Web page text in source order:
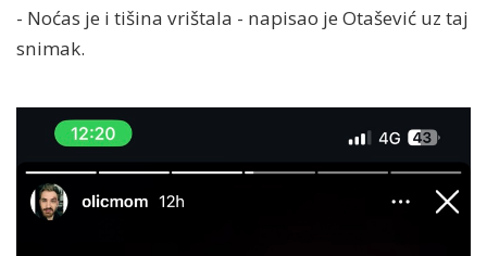
- Noćas je i tišina vrištala - napisao je Otašević uz taj
snimak.